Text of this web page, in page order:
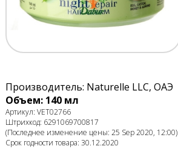
Производитель: Naturelle LLC, ОАЭ
Объем: 140 мл
Артикул: VET02766
Штрихкод: 6291069700817
(Последнее изменение цены: 25 Sep 2020, 12:00)
Срок годности товара: 30.12.2020